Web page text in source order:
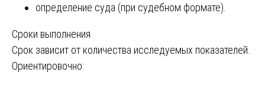
определение суда (при судебном формате).
Сроки выполнения
Срок зависит от количества исследуемых показателей.
Ориентировочно: